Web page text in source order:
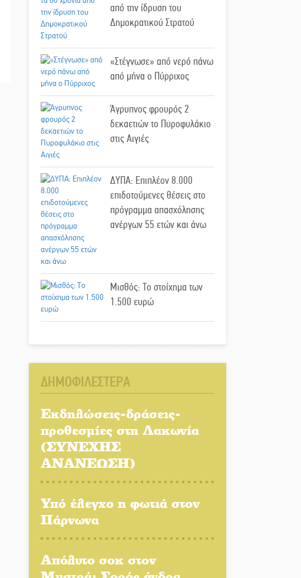
από την ίδρυση του
Δημοκρατικού Στρατού
«Στέγνωσε» από νερό πάνω
από μήνα ο Πύρριχος
Άγρυπνος φρουρός 2
δεκαετιών το Πυροφυλάκιο
στις Αιγιές
ΔΥΠΑ: Επιπλέον 8.000
επιδοτούμενες θέσεις στο
πρόγραμμα απασχόλησης
ανέργων 55 ετών και άνω
Μισθός: Το στοίχημα των
1.500 ευρώ
ΔΗΜΟΦΙΛΕΣΤΕΡΑ
Εκδηλώσεις-δράσεις-
προθεσμίες στη Λακωνία
(ΣΥΝΕΧΗΣ
ΑΝΑΝΕΩΣΗ)
Υπό έλεγχο η φωτιά στον
Πάρνωνα
Απόλυτο σοκ στον